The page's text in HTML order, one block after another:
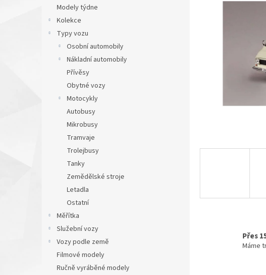
Modely týdne
Kolekce
Typy vozu
Osobní automobily
Nákladní automobily
Přívěsy
Obytné vozy
Motocykly
Autobusy
Mikrobusy
Tramvaje
Trolejbusy
Tanky
Zemědělské stroje
Letadla
Ostatní
Měřítka
Služební vozy
Vozy podle země
Filmové modely
Ručně vyráběné modely
Přes
Máme